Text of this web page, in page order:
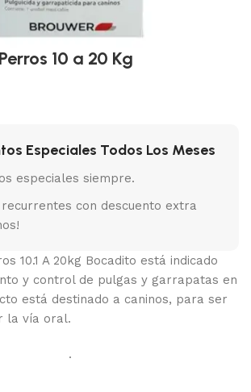
10 a 20 Kg
Especiales Todos Los Meses
especiales siempre.
con descuento extra
10.1 A 20kg Bocadito está indicado
y control de pulgas y garrapatas en
está destinado a caninos, para ser
la vía oral.
.